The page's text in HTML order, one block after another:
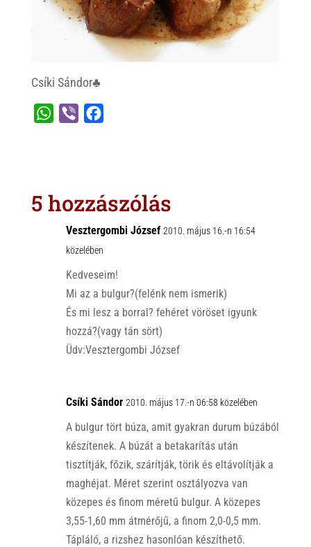
Csíki Sándor♣
A
o
o
5 hozzászólás
Vesztergombi József 2010. május 16.-n 16:54
közelében
Kedveseim!
Mi az a bulgur?(felénk nem ismerik)
És mi lesz a borral? fehéret vöröset igyunk
hozzá?(vagy tán sört)
Üdv:Vesztergombi József
Csíki Sándor 2010. május 17.-n 06:58 közelében
A bulgur tört búza, amit gyakran durum búzából
készítenek. A búzát a betakarítás után
tisztítják, főzik, szárítják, törik és eltávolítják a
maghéjat. Méret szerint osztályozva van
közepes és finom méretű bulgur. A közepes
3,55-1,60 mm átmérőjű, a finom 2,0-0,5 mm.
Tápláló, a rizshez hasonlóan készíthető.